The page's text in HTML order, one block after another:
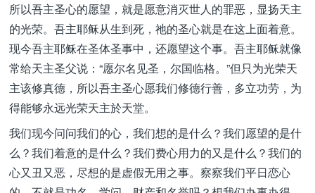
所以吾主圣心的愿望，就是愿意消灭世人的罪恶，显扬天主
的光荣。吾主耶稣从生到死，祂的圣心就是在这上面着意。
现今吾主耶稣在圣体圣事中，还愿望这个事。吾主耶稣就像
常给天主圣父说：“愿尔名见圣，尔国临格。”但只为光荣天
主该修真德，所以吾主圣心愿我们修德行善，多立功劳，为
得能够永远光荣天主於天堂。
我们现今问问我们的心，我们想的是什么？我们愿望的是什
么？我们着意的是什么？我们费心用力的又是什么？我们的
心又丑又恶，尽想的是虚假无用之事。察察我们平日恋心